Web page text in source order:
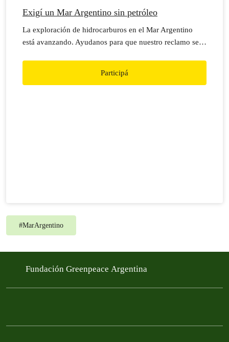
Exigí un Mar Argentino sin petróleo
La exploración de hidrocarburos en el Mar Argentino
está avanzando. Ayudanos para que nuestro reclamo sea
Participá
#MarArgentino
Fundación Greenpeace Argentina